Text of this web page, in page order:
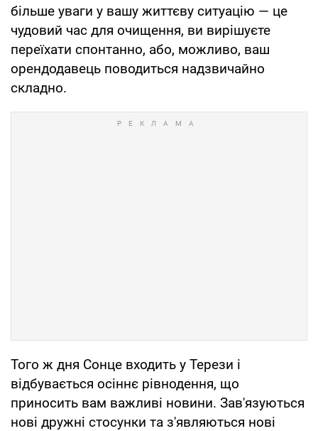
більше уваги у вашу життєву ситуацію — це
чудовий час для очищення, ви вирішуєте
переїхати спонтанно, або, можливо, ваш
орендодавець поводиться надзвичайно
складно.
Того ж дня Сонце входить у Терези і
відбувається осіннє рівнодення, що
приносить вам важливі новини. Зав'язуються
нові дружні стосунки та з'являються нові